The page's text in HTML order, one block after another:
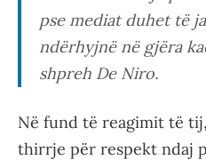
pse mediat duhet të
ndërhyjnë në gjëra
shpreh De Niro.
Në fund të reagimit të
thirrje për respekt ndaj